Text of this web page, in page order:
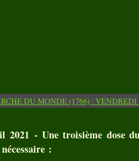
2021 - Une troisième dose
: